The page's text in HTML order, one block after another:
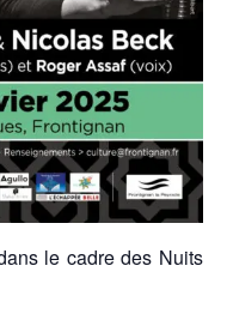
le cadre des Nuits